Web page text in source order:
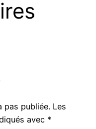
pas publiée. Les
avec *